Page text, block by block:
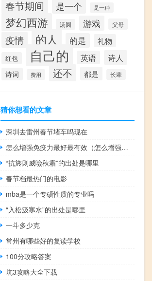
春节期间 是一个 是一种
梦幻西游 汤圆 游戏 父母
疫情 的人 的是 礼物
红包 自己的 英语 诗人
诗词 费用 还不 都是 长辈
猜你想看的文章
深圳去雷州春节堵车吗现在
怎么增强免疫力最好最有效（怎么增强免疫力）
“抗旍则威噞秋霜”的出处是哪里
春节档最热门的电影
mba是一个专硕性质的专业吗
“入松汲寒水”的出处是哪里
一斗多少克
常州有哪些好的复读学校
100分攻略答案
坑3攻略大全下载